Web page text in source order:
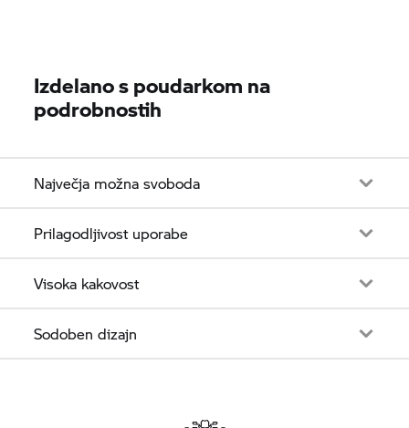
Izdelano s poudarkom na
podrobnostih
Največja možna svoboda
Prilagodljivost uporabe
Visoka kakovost
Sodoben dizajn